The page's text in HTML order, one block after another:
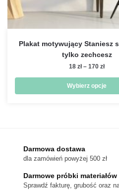
Plakat motywujący Staniesz
tylko zechcesz
18 zł – 170 zł
od
18 zł
Wybierz opcje
Opcje
można
wybrać
Darmowa dostawa
dla zamówień powyżej 500 zł
Darmowe próbki materiałów
Sprawdź fakturę, grubość oraz